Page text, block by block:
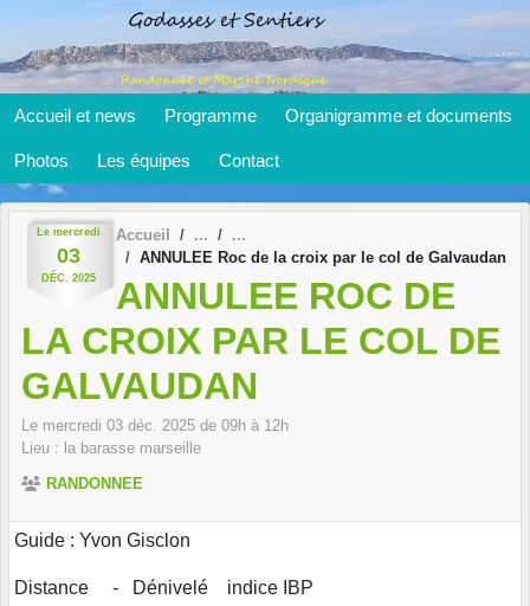
Accueil et news Programme Organigramme et documents
Photos Les équipes Contact
Le mercredi
03
DÉC. 2025
Accueil
ANNULEE Roc de la croix par le col de Galvaudan
ANNULEE ROC DE
LA CROIX PAR LE COL DE
GALVAUDAN
Le mercredi 03 déc. 2025 de 09h à 12h
Lieu : la barasse marseille
RANDONNEE
Guide : Yvon Gisclon
Distance - Dénivelé indice IBP
Panneau de gestion des cookies